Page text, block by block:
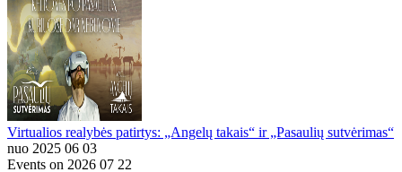
Virtualios realybės patirtys: „Angelų takais“ ir „Pasaulių sutvėrimas“
nuo 2025 06 03
Events on 2026 07 22